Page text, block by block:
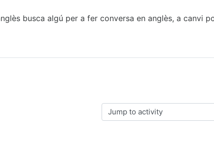
busca algú per a fer conversa en anglès, a canvi
Jump to activity